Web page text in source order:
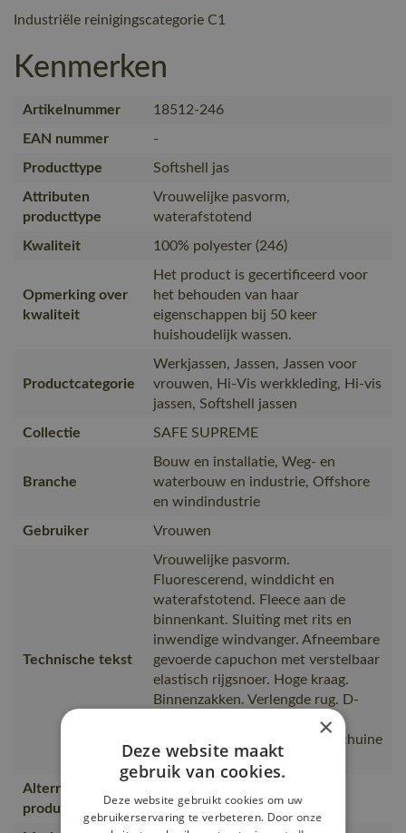
Industriële reinigingscategorie C1
Kenmerken
Artikelnummer
18512-246
EAN nummer
-
Producttype
Softshell jas
Attributen
producttype
Vrouwelijke pasvorm,
waterafstotend
Kwaliteit
100% polyester (246)
Opmerking over
kwaliteit
Het product is gecertificeerd voor
het behouden van haar
eigenschappen bij 50 keer
huishoudelijk wassen.
Productcategorie
Werkjassen, Jassen, Jassen voor
vrouwen, Hi-Vis werkkleding, Hi-vis
jassen, Softshell jassen
Collectie
SAFE SUPREME
Branche
Bouw en installatie, Weg- en
waterbouw en industrie, Offshore
en windindustrie
Gebruiker
Vrouwen
Technische tekst
Vrouwelijke pasvorm.
Fluorescerend, winddicht en
waterafstotend. Fleece aan de
binnenkant. Sluiting met rits en
inwendige windvanger. Afneembare
gevoerde capuchon met verstelbaar
elastisch rijgsnoer. Hoge kraag.
Binnenzakken. Verlengde rug. D-
ring. Ergonomisch gevormde
mouwen zorgen voor e, met schuine
reflectie. Eenkleurig. Ademend
Alternatieve
producten
18545-231
×
Deze website maakt
gebruik van cookies.
Deze website gebruikt cookies om uw
gebruikerservaring te verbeteren. Door onze